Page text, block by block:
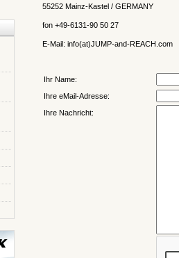
55252 Mainz-Kastel / GERMANY
fon +49-6131-90 50 27
E-Mail: info(at)JUMP-and-REACH.com
Ihr Name:
Ihre eMail-Adresse:
Ihre Nachricht: